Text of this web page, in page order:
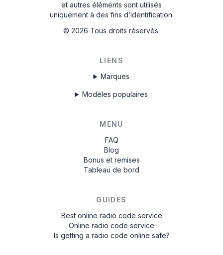
et autres éléments sont utilisés
uniquement à des fins d’identification.
© 2026 Tous droits réservés.
LIENS
Marques
Modèles populaires
MENU
FAQ
Blog
Bonus et remises
Tableau de bord
GUIDES
Best online radio code service
Online radio code service
Is getting a radio code online safe?